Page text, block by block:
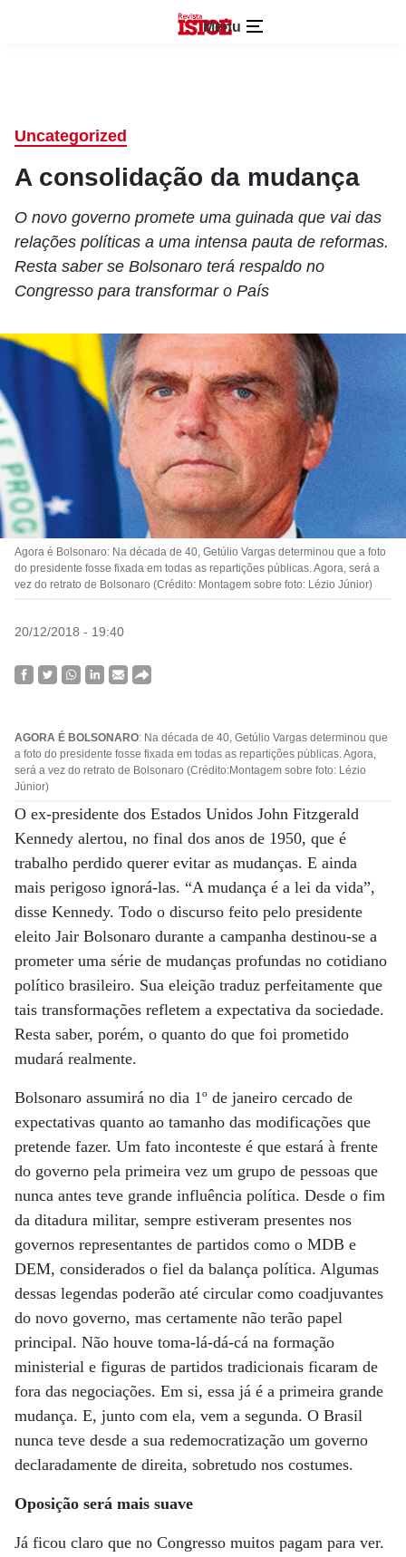
Menu
Uncategorized
A consolidação da mudança
O novo governo promete uma guinada que vai das
relações políticas a uma intensa pauta de reformas.
Resta saber se Bolsonaro terá respaldo no
Congresso para transformar o País
Agora é Bolsonaro: Na década de 40, Getúlio Vargas determinou que a foto
do presidente fosse fixada em todas as repartições públicas. Agora, será a
vez do retrato de Bolsonaro (Crédito: Montagem sobre foto: Lézio Júnior)
20/12/2018 - 19:40
AGORA É BOLSONARO: Na década de 40, Getúlio Vargas determinou que
a foto do presidente fosse fixada em todas as repartições públicas. Agora,
será a vez do retrato de Bolsonaro (Crédito:Montagem sobre foto: Lézio
Júnior)
O ex-presidente dos Estados Unidos John Fitzgerald
Kennedy alertou, no final dos anos de 1950, que é
trabalho perdido querer evitar as mudanças. E ainda
mais perigoso ignorá-las. “A mudança é a lei da vida”,
disse Kennedy. Todo o discurso feito pelo presidente
eleito Jair Bolsonaro durante a campanha destinou-se a
prometer uma série de mudanças profundas no cotidiano
político brasileiro. Sua eleição traduz perfeitamente que
tais transformações refletem a expectativa da sociedade.
Resta saber, porém, o quanto do que foi prometido
mudará realmente.
Bolsonaro assumirá no dia 1º de janeiro cercado de
expectativas quanto ao tamanho das modificações que
pretende fazer. Um fato inconteste é que estará à frente
do governo pela primeira vez um grupo de pessoas que
nunca antes teve grande influência política. Desde o fim
da ditadura militar, sempre estiveram presentes nos
governos representantes de partidos como o MDB e
DEM, considerados o fiel da balança política. Algumas
dessas legendas poderão até circular como coadjuvantes
do novo governo, mas certamente não terão papel
principal. Não houve toma-lá-dá-cá na formação
ministerial e figuras de partidos tradicionais ficaram de
fora das negociações. Em si, essa já é a primeira grande
mudança. E, junto com ela, vem a segunda. O Brasil
nunca teve desde a sua redemocratização um governo
declaradamente de direita, sobretudo nos costumes.
Oposição será mais suave
Já ficou claro que no Congresso muitos pagam para ver.